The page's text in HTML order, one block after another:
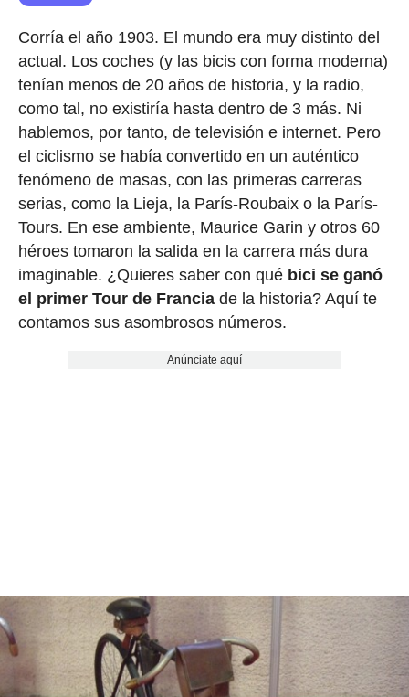
Corría el año 1903. El mundo era muy distinto del
actual. Los coches (y las bicis con forma moderna)
tenían menos de 20 años de historia, y la radio,
como tal, no existiría hasta dentro de 3 más. Ni
hablemos, por tanto, de televisión e internet. Pero
el ciclismo se había convertido en un auténtico
fenómeno de masas, con las primeras carreras
serias, como la Lieja, la París-Roubaix o la París-
Tours. En ese ambiente, Maurice Garin y otros 60
héroes tomaron la salida en la carrera más dura
imaginable. ¿Quieres saber con qué bici se ganó
el primer Tour de Franciade la historia? Aquí te
contamos sus asombrosos números.
Anúnciate aquí